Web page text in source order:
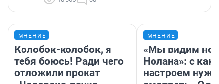
МНЕНИЕ
Колобок-колобок, я
тебя боюсь! Ради чего
отложили прокат
МНЕНИЕ
«Мы видим
Нолана»: с
настроем